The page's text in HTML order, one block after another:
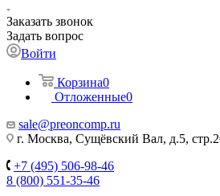
Заказать звонок
Задать вопрос
Войти
Корзина0
Отложенные0
sale@preoncomp.ru
г. Москва, Сущёвский Вал, д.5,
+7 (495) 506-98-46
8 (800) 551-35-46